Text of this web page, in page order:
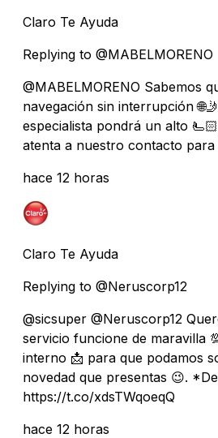
Claro Te Ayuda
Replying to @MABELMORENO
@MABELMORENO Sabemos
navegación sin interrupción
especialista pondrá un alto
atenta a nuestro contacto
hace 12 horas
Claro Te Ayuda
Replying to @Neruscorp12
@sicsuper @Neruscorp12
servicio funcione de maravilla
interno 📩 para que podamos
novedad que presentas 😉.
https://t.co/xdsTWqoeqQ
hace 12 horas